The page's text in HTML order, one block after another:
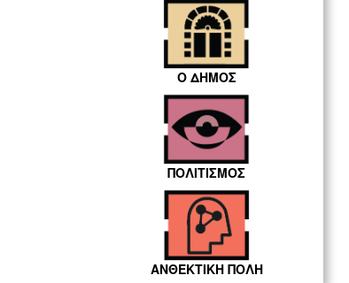
Ο ΔΗΜΟΣ
ΠΟΛΙΤΙΣΜΟΣ
ΑΝΘΕΚΤΙΚΗ ΠΟΛΗ